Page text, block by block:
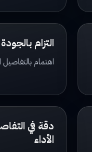
التزام
اهتمام
دقة في
الأداء